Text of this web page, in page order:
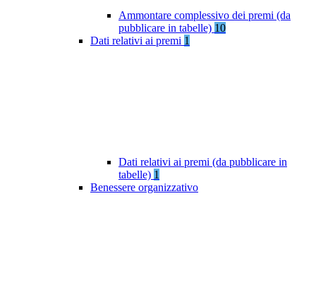
Ammontare complessivo dei premi (da
pubblicare in tabelle) 10
Dati relativi ai premi 1
Dati relativi ai premi (da pubblicare in
tabelle) 1
Benessere organizzativo